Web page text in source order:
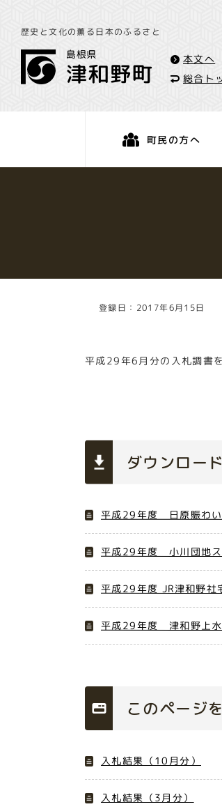
歴史と文化の薫る日本のふるさと
本文へ
総合ト
町民の方へ
登録日：2017年6月15日
平成29年6月分の入札調書
ダウンロード
平成29年度 日原賑わい
平成29年度 小川団地ス
平成29年度 JR津和野社
平成29年度 津和野上水
このページ
入札結果（10月分）
入札結果（3月分）